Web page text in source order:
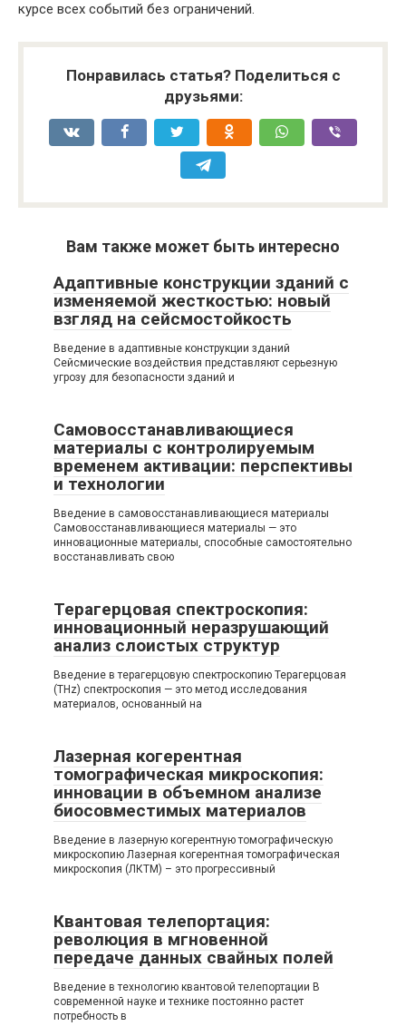
курсе всех событий без ограничений.
Понравилась статья? Поделиться с
друзьями:
Вам также может быть интересно
Адаптивные конструкции зданий с
изменяемой жесткостью: новый
взгляд на сейсмостойкость
Введение в адаптивные конструкции зданий
Сейсмические воздействия представляют серьезную
угрозу для безопасности зданий и
Самовосстанавливающиеся
материалы с контролируемым
временем активации: перспективы
и технологии
Введение в самовосстанавливающиеся материалы
Самовосстанавливающиеся материалы — это
инновационные материалы, способные самостоятельно
восстанавливать свою
Терагерцовая спектроскопия:
инновационный неразрушающий
анализ слоистых структур
Введение в терагерцовую спектроскопию Терагерцовая
(THz) спектроскопия — это метод исследования
материалов, основанный на
Лазерная когерентная
томографическая микроскопия:
инновации в объемном анализе
биосовместимых материалов
Введение в лазерную когерентную томографическую
микроскопию Лазерная когерентная томографическая
микроскопия (ЛКТМ) – это прогрессивный
Квантовая телепортация:
революция в мгновенной
передаче данных свайных полей
Введение в технологию квантовой телепортации В
современной науке и технике постоянно растет
потребность в